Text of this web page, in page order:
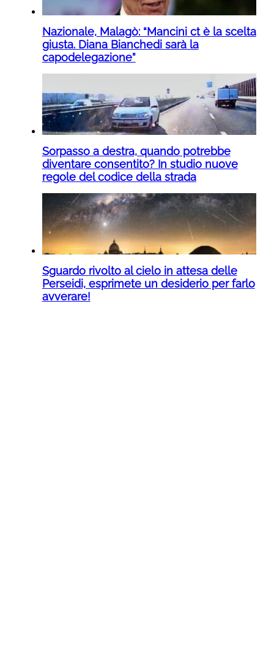
Nazionale, Malagò: “Mancini ct è la scelta
giusta. Diana Bianchedi sarà la
capodelegazione”
Sorpasso a destra, quando potrebbe
diventare consentito? In studio nuove
regole del codice della strada
Sguardo rivolto al cielo in attesa delle
Perseidi, esprimete un desiderio per farlo
avverare!